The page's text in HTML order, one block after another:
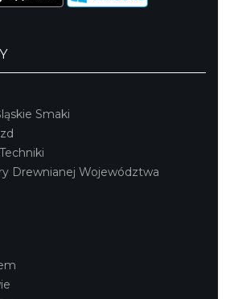
2026 na olkuskim
Smaki
Drewnianej Województwa